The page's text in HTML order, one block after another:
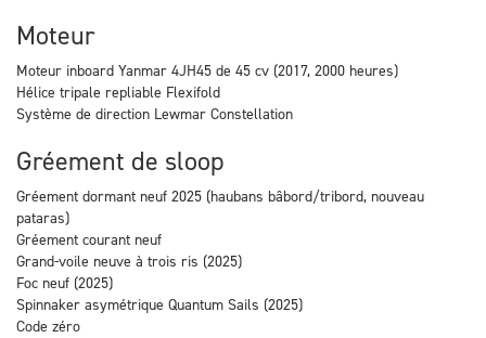
Moteur
Moteur inboard Yanmar 4JH45 de 45 cv (2017, 2000 heures)
Hélice tripale repliable Flexifold
Système de direction Lewmar Constellation
Gréement de sloop
Gréement dormant neuf 2025 (haubans bâbord/tribord, nouveau
pataras)
Gréement courant neuf
Grand-voile neuve à trois ris (2025)
Foc neuf (2025)
Spinnaker asymétrique Quantum Sails (2025)
Code zéro